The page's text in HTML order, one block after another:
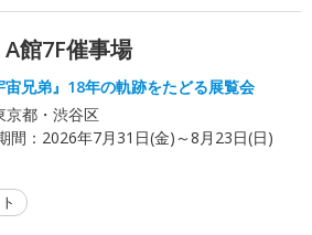
館7F催事場
宙兄弟』18年の軌跡をたどる展覧会
京都・渋谷区
間： 2026年7月31日(金)～8月23日(日)